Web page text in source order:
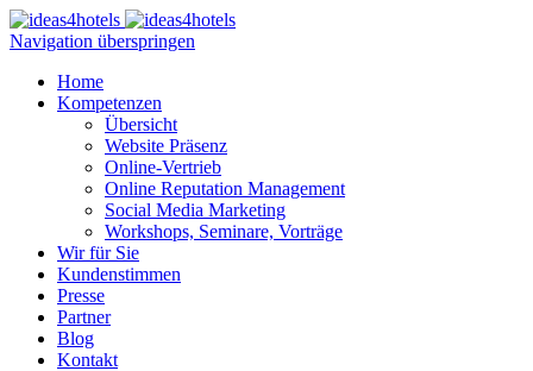
Navigation überspringen
Home
Kompetenzen
Übersicht
Website Präsenz
Online-Vertrieb
Online Reputation Management
Social Media Marketing
Workshops, Seminare, Vorträge
Wir für Sie
Kundenstimmen
Presse
Partner
Blog
Kontakt